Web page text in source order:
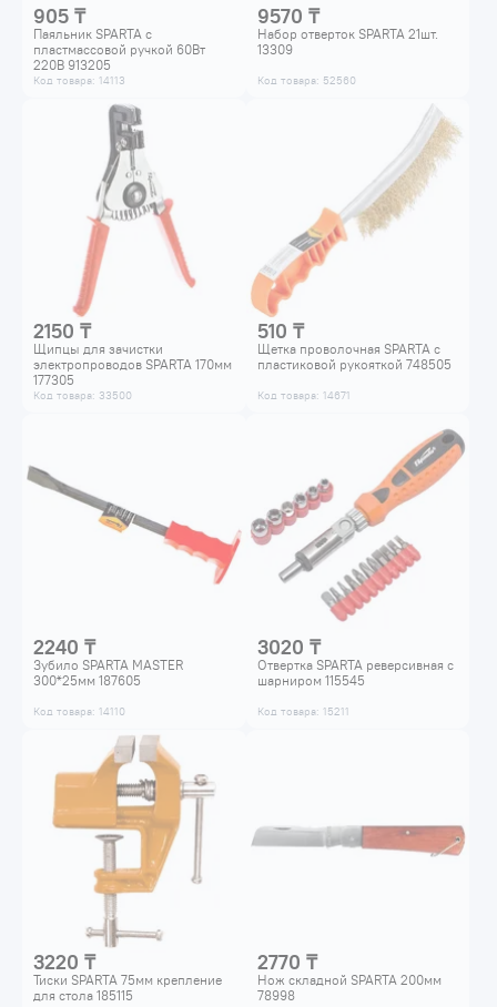
905 ₸
Паяльник SPARTA с
пластмассовой ручкой 60Вт
220В 913205
Код товара: 14113
9570 ₸
Набор отверток SPARTA 21шт.
13309
Код товара: 52560
2150 ₸
Щипцы для зачистки
электропроводов SPARTA 170мм
177305
Код товара: 33500
510 ₸
Щетка проволочная SPARTA с
пластиковой рукояткой 748505
Код товара: 14671
2240 ₸
Зубило SPARTA MASTER
300*25мм 187605
Код товара: 14110
3020 ₸
Отвертка SPARTA реверсивная с
шарниром 115545
Код товара: 15211
3220 ₸
Тиски SPARTA 75мм крепление
для стола 185115
2770 ₸
Нож складной SPARTA 200мм
78998